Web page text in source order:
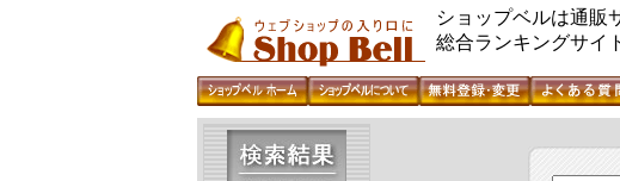
ショップベルは通販
総合ランキングサイ